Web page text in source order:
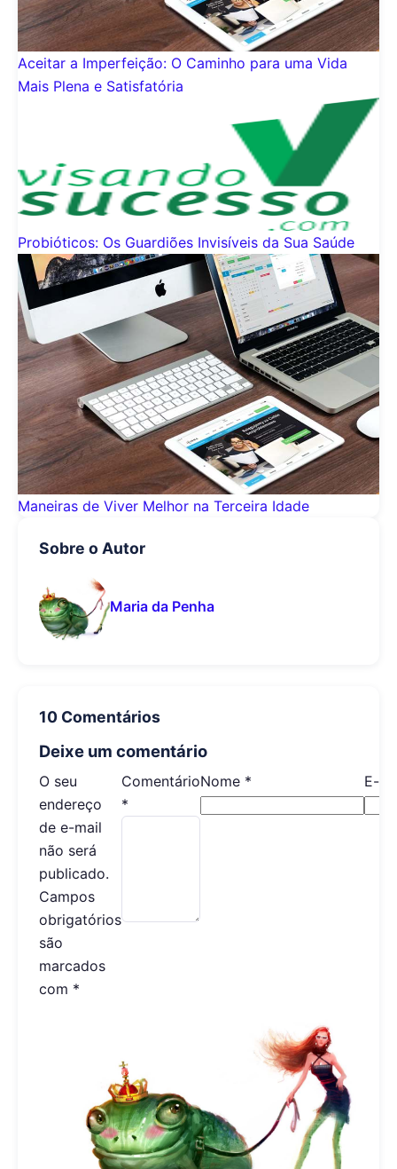
Aceitar a Imperfeição: O Caminho para uma Vida
Mais Plena e Satisfatória
Probióticos: Os Guardiões Invisíveis da Sua Saúde
Maneiras de Viver Melhor na Terceira Idade
Sobre o Autor
Maria da Penha
10 Comentários
Deixe um comentário
O seu
endereço
de e-mail
não será
publicado.
Campos
obrigatórios
são
marcados
com *
Comentário
*
Nome * E-